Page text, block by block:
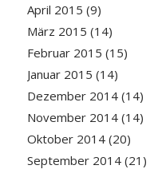
April 2015 (9)
März 2015 (14)
Februar 2015 (15)
Januar 2015 (14)
Dezember 2014(14)
November 2014(14)
Oktober 2014(20)
September 2014(21)